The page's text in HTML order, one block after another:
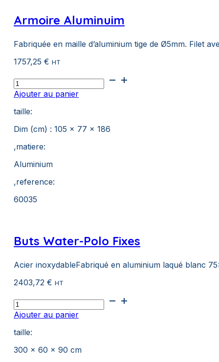
Armoire Aluminuim
Fabriquée en maille d’aluminium tige de Ø5mm. Filet
1757,25 € HT
quantité
de
Armoire
Aluminuim
Ajouter au panier
taille:
Dim (cm) : 105 x 77 x 186
,matiere:
Aluminium
,reference:
60035
Buts Water-Polo Fixes
Acier inoxydableFabriqué en aluminium laqué blanc
2403,72 € HT
quantité
de
Buts
Water-
Fixes
Ajouter au panier
taille:
300 x 60 x 90 cm